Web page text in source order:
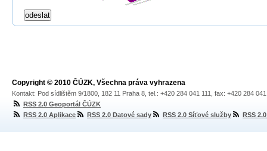
Copyright © 2010 ČÚZK, Všechna práva vyhrazena
Kontakt: Pod sídlištěm 9/1800, 182 11 Praha 8, tel.: +420 284 041 111, fax: +420 284
RSS 2.0 Geoportál ČÚZK
RSS 2.0 Aplikace
RSS 2.0 Datové sady RSS 2.0 Síťové služby RSS